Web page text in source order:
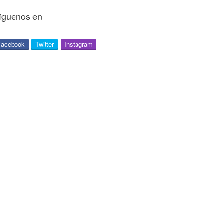
en
Twitter Instagram